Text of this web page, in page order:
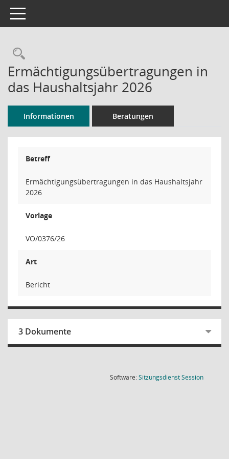
Toggle navigation
Rechercheauswahl
Ermächtigungsübertragungen in
das Haushaltsjahr 2026
Informationen Beratungen
Betreff
Ermächtigungsübertragungen in das Haushaltsjahr
2026
Vorlage
VO/0376/26
Art
Bericht
3 Dokumente
Software:SitzungsdienstSession(Wird in